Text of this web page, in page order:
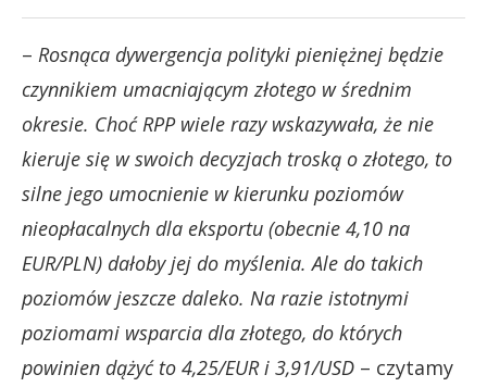
– Rosnąca dywergencja polityki pieniężnej będzie
czynnikiem umacniającym złotego w średnim
okresie. Choć RPP wiele razy wskazywała, że nie
kieruje się w swoich decyzjach troską o złotego, to
silne jego umocnienie w kierunku poziomów
nieopłacalnych dla eksportu (obecnie 4,10 na
EUR/PLN) dałoby jej do myślenia. Ale do takich
poziomów jeszcze daleko. Na razie istotnymi
poziomami wsparcia dla złotego, do których
powinien dążyć to 4,25/EUR i 3,91/USD – czytamy